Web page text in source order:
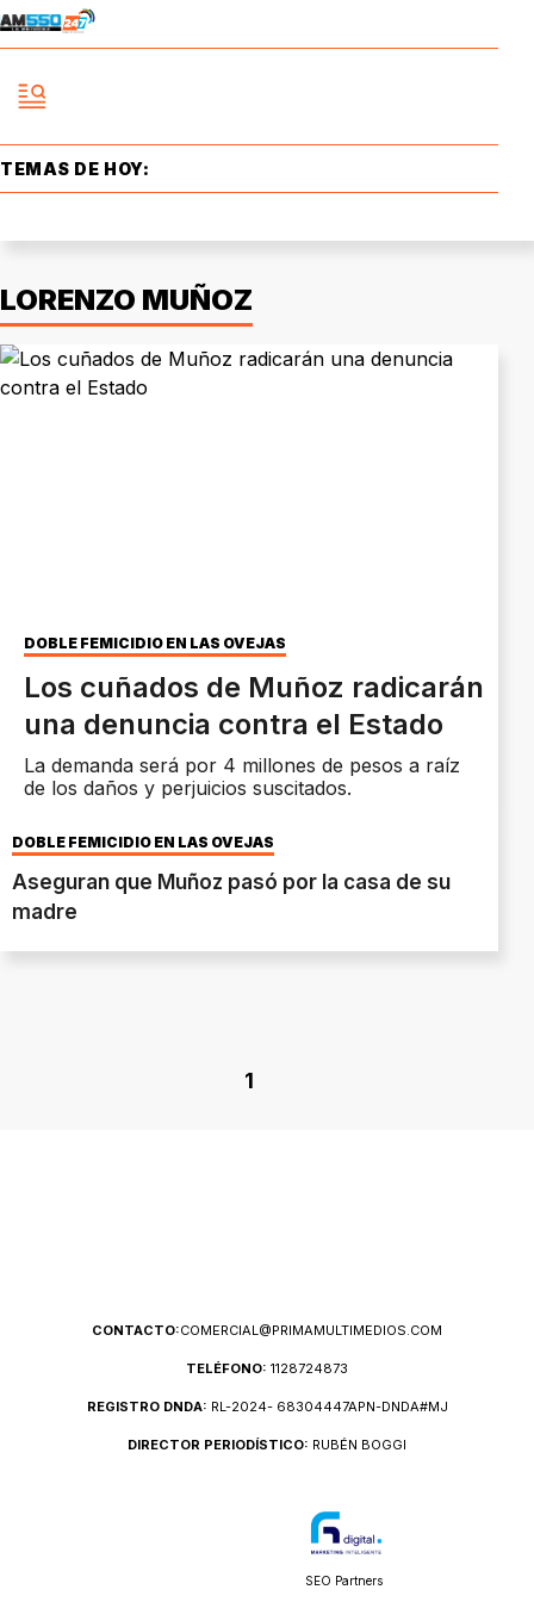
TEMAS DE HOY:
LORENZO MUÑOZ
DOBLE FEMICIDIO EN LAS OVEJAS
Los cuñados de Muñoz radicarán
una denuncia contra el Estado
La demanda será por 4 millones de pesos a raíz
de los daños y perjuicios suscitados.
DOBLE FEMICIDIO EN LAS OVEJAS
Aseguran que Muñoz pasó por la casa de su
madre
1
CONTACTO:COMERCIAL@PRIMAMULTIMEDIOS.COM
TELÉFONO: 1128724873
REGISTRO DNDA: RL-2024- 68304447APN-DNDA#MJ
DIRECTOR PERIODÍSTICO: RUBÉN BOGGI
SEO Partners